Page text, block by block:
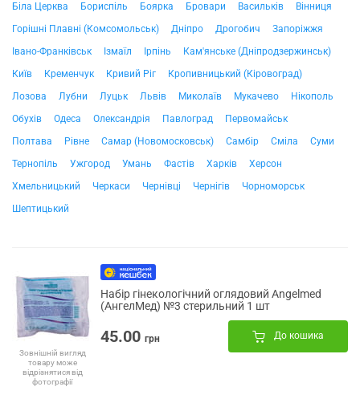
Біла Церква Бориспіль Боярка Бровари Васильків
Вінниця
Горішні Плавні (Комсомольськ)
Дніпро Дрогобич
Запоріжжя
Івано-Франківськ
Ізмаїл Ірпінь
Кам'янське (Дніпродзержинськ)
Київ
Кременчук Кривий Ріг
Кропивницький (Кіровоград)
Лозова
Лубни Луцьк Львів Миколаїв Мукачево
Нікополь
Обухів
Одеса Олександрія Павлоград
Первомайськ
Полтава
Рівне Самар (Новомосковськ) Самбір Сміла
Суми
Тернопіль
Ужгород Умань Фастів Харків
Херсон
Хмельницький
Черкаси Чернівці Чернігів
Чорноморськ
Шептицький
Зовнішній вигляд
товару може
відрізнятися від
фотографії
Набір гінекологічний оглядовий Angelmed
(АнгелМед) №3 стерильний 1 шт
45.00 грн До кошика